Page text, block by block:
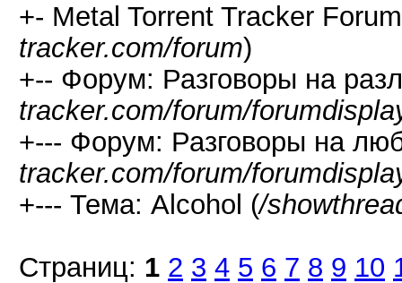
+- Metal Torrent Tracker
tracker.com/forum)
+-- Форум: Разговоры на
tracker.com/forum/
+--- Форум: Разговоры на
tracker.com/forum/
+--- Тема: Alcohol (/
Страниц: 1 2 3 4 5 6 7 8 9 10